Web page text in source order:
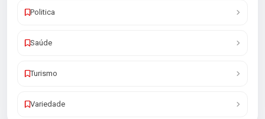
Politica
Saúde
Turismo
Variedade